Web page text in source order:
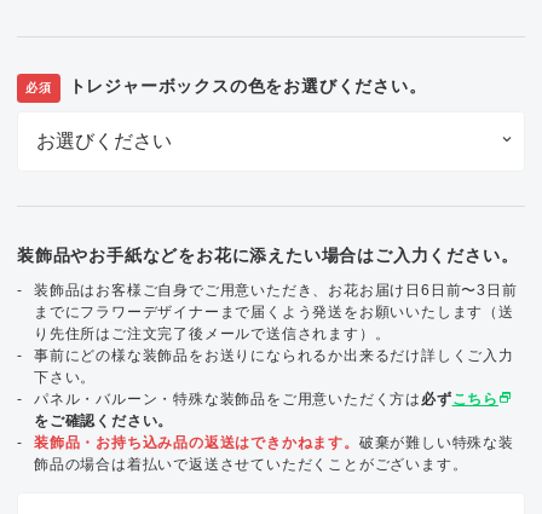
必須 トレジャーボックスの色をお選びください。
装飾品やお手紙などをお花に添えたい場合はご入力ください。
装飾品はお客様ご自身でご用意いただき、お花お届け日6日前〜3日前
までにフラワーデザイナーまで届くよう発送をお願いいたします（送
り先住所はご注文完了後メールで送信されます）。
事前にどの様な装飾品をお送りになられるか出来るだけ詳しくご入力
下さい。
パネル・バルーン・特殊な装飾品をご用意いただく方は 必ずこちら select_window
をご確認ください。
装飾品・お持ち込み品の返送はできかねます。 破棄が難しい特殊な装
飾品の場合は着払いで返送させていただくことがございます。